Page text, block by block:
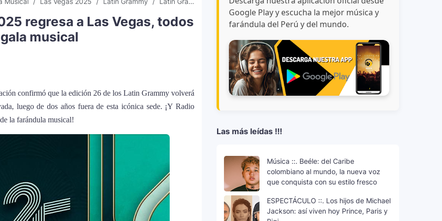
regresa a Las Vegas, todos
musical
confirmó que la edición 26 de los Latin Grammy volverá
luego de dos años fuera de esta icónica sede. ¡Y Radio
la farándula musical!
Google Play y escucha la mejor música y
farándula del Perú y del mundo.
Las más leídas !!!
Música ::. Beéle: del Caribe
colombiano al mundo, la nueva voz
que conquista con su estilo fresco
ESPECTÁCULO ::. Los hijos de Michael
Jackson: así viven hoy Prince, Paris y